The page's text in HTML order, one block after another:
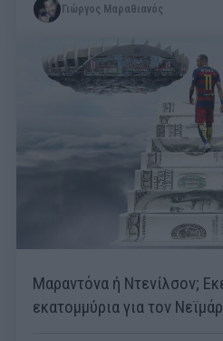
Γιώργος Μαραθιανός
Μαραντόνα ή Ντενίλσον;
εκατομμύρια για τον